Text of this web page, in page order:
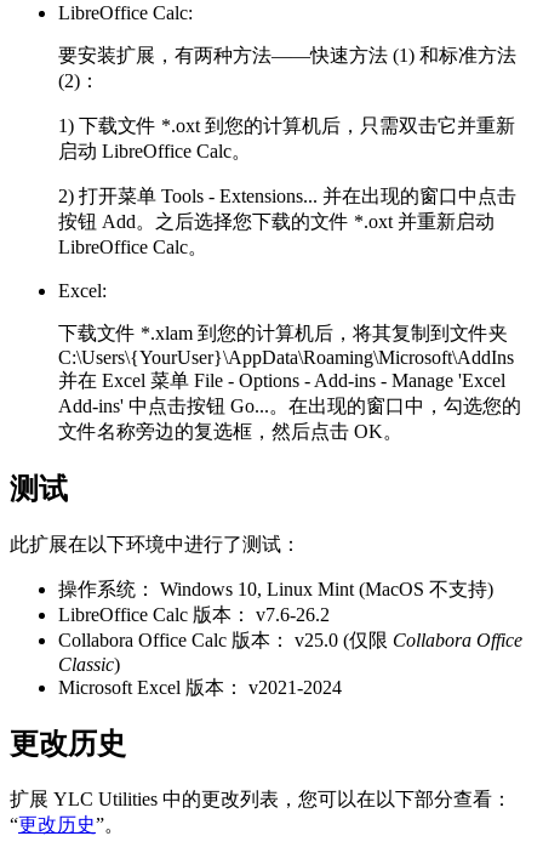
LibreOffice Calc:
要安装扩展，有两种方法——快速方法 (1) 和标准方法
(2)：
1) 下载文件 *.oxt 到您的计算机后，只需双击它并重新
启动 LibreOffice Calc。
2) 打开菜单 Tools - Extensions... 并在出现的窗口中点击
按钮 Add。之后选择您下载的文件 *.oxt 并重新启动
LibreOffice Calc。
Excel:
下载文件 *.xlam 到您的计算机后，将其复制到文件夹
C:\Users\{YourUser}\AppData\Roaming\Microsoft\AddIns
并在 Excel 菜单 File - Options - Add-ins - Manage 'Excel
Add-ins' 中点击按钮 Go...。在出现的窗口中，勾选您的
文件名称旁边的复选框，然后点击 OK。
测试
此扩展在以下环境中进行了测试：
操作系统： Windows 10, Linux Mint (MacOS 不支持)
LibreOffice Calc 版本： v7.6-26.2
Collabora Office Calc 版本： v25.0 (仅限 Collabora Office
Classic)
Microsoft Excel 版本： v2021-2024
更改历史
扩展 YLC Utilities 中的更改列表，您可以在以下部分查看：
“更改历史”。